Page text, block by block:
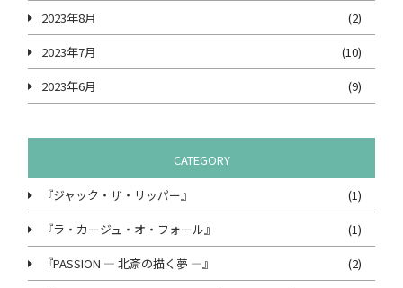
2023年8月
(2)
2023年7月
(10)
2023年6月
(9)
CATEGORY
『ジャック・ザ・リッパー』
(1)
『ラ・カージュ・オ・フォール』
(1)
『PASSION ― 北斎の描く夢 ―』
(2)